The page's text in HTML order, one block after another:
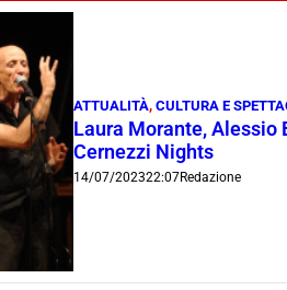
ATTUALITÀ,CULTURA E
Laura Morante, Alessio
Cernezzi Nights
14/07/202322:07Redazione